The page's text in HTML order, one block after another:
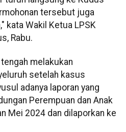
tersebut juga
kata Wakil Ketua LPSK
Rabu.
melakukan
setelah kasus
adanya laporan yang
Perempuan dan Anak
Mei 2024 dan dilaporkan ke